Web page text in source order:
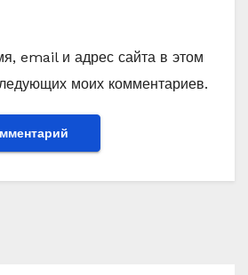
email и адрес сайта в этом
моих комментариев.